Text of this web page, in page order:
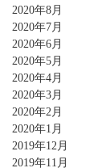
2020年8月
2020年7月
2020年6月
2020年5月
2020年4月
2020年3月
2020年2月
2020年1月
2019年12月
2019年11月